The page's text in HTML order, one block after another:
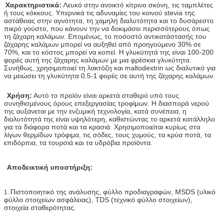
Χαρακτηριστικά: Λευκό στην ανοικτό κίτρινο σκόνη, τις ταμπλέτες
ή τους κόκκους. Υπερνικά τις αδυναμίες του κοινού stevia της
αστάθειας στην αγνότητα, τη χαμηλή διαλυτότητα και το δυσάρεστο
πικρό γούστο, που κάνουν την να δοκιμάσει περισσότερους όπως
τη ζάχαρη καλάμων. Επομένως, το ποσοστό αντικατάστασής του
ζάχαρης καλάμων μπορεί να αυξηθεί από προηγούμενο 30% σε
70%, και το κόστος μπορεί να κοπεί. Η γλυκύτητά της είναι 100-200
φορές αυτή της ζάχαρης καλάμων με μια φρέσκια γλυκύτητα.
Συνήθως, χρησιμοποιεί τη λακτόζη και maltodextrin ως διαλυτικό για
να μειώσει τη γλυκύτητα 0.5-1 φορές σε αυτή της ζάχαρης καλάμων.
Χρήση: Αυτό το προϊόν είναι αρκετά σταθερό υπό τους
συνηθισμένους όρους επεξεργασίας τροφίμων. Η διασπορά νερού
της αυξάνεται με την ενζυμική τεχνολογία, κατά συνέπεια, η
διαλυτότητά της είναι υψηλότερη, καθιστώντας το αρκετά κατάλληλο
για τα διάφορα ποτά και τα κρασιά. Χρησιμοποιείται κυρίως στα
λίγων θερμίδων τρόφιμα, τις σόδες, τους χυμούς, τα κρύα ποτά, τα
επιδόρπια, τα τουρσιά και τα υδρόβια προϊόντα.
Αποδεικτική υποστήριξη:
1. Πιστοποιητικό της ανάλυσης, φύλλο προδιαγραφών, MSDS (υλικό
φύλλο στοιχείων ασφάλειας), TDS (τεχνικό φύλλο στοιχείων),
στοιχεία σταθερότητας.